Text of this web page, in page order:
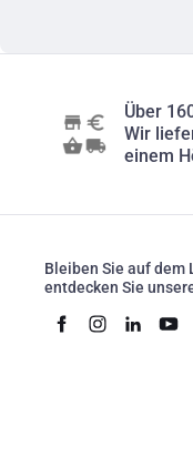
Über
Wir
einem
Bleiben Sie auf dem
entdecken Sie